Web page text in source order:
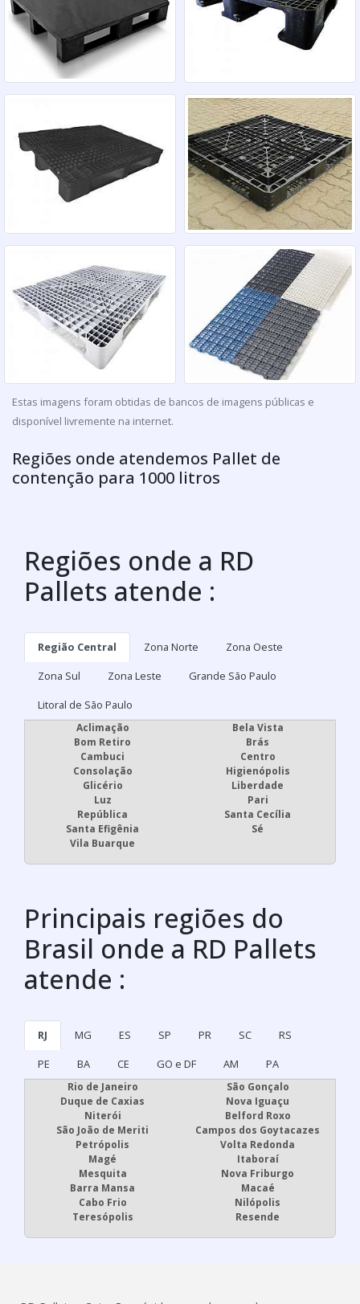
Estas imagens foram obtidas de bancos de imagens públicas e
disponível livremente na internet.
Regiões onde atendemos Pallet de
contenção para 1000 litros
Regiões onde a RD
Pallets atende :
Região Central Zona Norte
Zona Oeste
Zona Sul
Zona Leste
Grande São Paulo
Litoral de São Paulo
Aclimação
Bela Vista
Bom Retiro
Brás
Cambuci
Centro
Consolação
Higienópolis
Glicério
Liberdade
Luz
Pari
República
Santa Cecília
Santa Efigênia
Sé
Vila Buarque
Principais regiões do
Brasil onde a RD Pallets
atende :
RJ MG ES SP PR SC
RS
PE
BA CE GO e DF AM PA
Rio de Janeiro
São Gonçalo
Duque de Caxias
Nova Iguaçu
Niterói
Belford Roxo
São João de Meriti
Campos dos Goytacazes
Petrópolis
Volta Redonda
Magé
Itaboraí
Mesquita
Nova Friburgo
Barra Mansa
Macaé
Cabo Frio
Nilópolis
Teresópolis
Resende